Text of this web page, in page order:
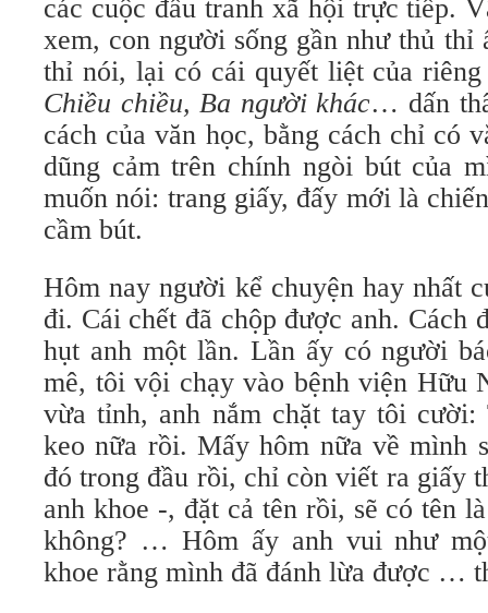
các cuộc đấu tranh xã hội trực tiếp.
xem, con người sống gần như thủ thỉ
thỉ nói, lại có cái quyết liệt của
Chiều chiều, Ba người khác… dấn
cách của văn học, bằng cách chỉ có
dũng cảm trên chính ngòi bút của
muốn nói: trang giấy, đấy mới là
cầm bút.
Hôm nay người kể chuyện hay nhất
đi. Cái chết đã chộp được anh. Cách
hụt anh một lần. Lần ấy có người
mê, tôi vội chạy vào bệnh viện Hữu
vừa tỉnh, anh nắm chặt tay tôi
keo nữa rồi. Mấy hôm nữa về mình
đó trong đầu rồi, chỉ còn viết ra giấy
anh khoe -, đặt cả tên rồi, sẽ có tên
không? … Hôm ấy anh vui như
khoe rằng mình đã đánh lừa được …